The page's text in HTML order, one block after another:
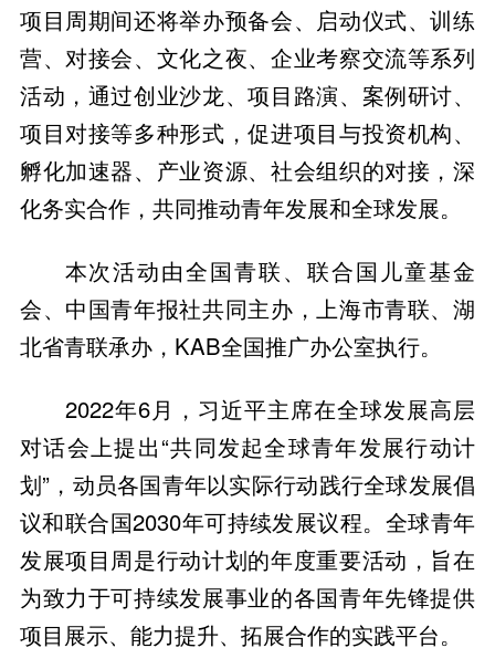
项目周期间还将举办预备会、启动仪式、训练
营、对接会、文化之夜、企业考察交流等系列
活动，通过创业沙龙、项目路演、案例研讨、
项目对接等多种形式，促进项目与投资机构、
孵化加速器、产业资源、社会组织的对接，深
化务实合作，共同推动青年发展和全球发展。
本次活动由全国青联、联合国儿童基金
会、中国青年报社共同主办，上海市青联、湖
北省青联承办，KAB全国推广办公室执行。
2022年6月，习近平主席在全球发展高层
对话会上提出“共同发起全球青年发展行动计
划”，动员各国青年以实际行动践行全球发展倡
议和联合国2030年可持续发展议程。全球青年
发展项目周是行动计划的年度重要活动，旨在
为致力于可持续发展事业的各国青年先锋提供
项目展示、能力提升、拓展合作的实践平台。